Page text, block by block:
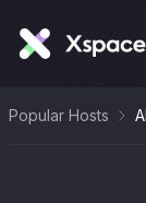
Popular Hosts